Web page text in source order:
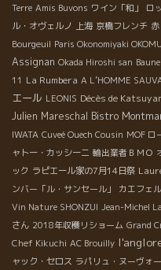
Terre Amis Buvons ワイン「和」 ロ
ル・オヴェルノ
上海 京橋フレンチ 赤
Bourgeuil Paris Okonomiyaki
Assignan Okada Hiroshi san
11 La Rumbera A L’HOMME
エール LEONIS Décès de
Julien Mareschal Bistro
IWATA Cuveé Ouech Cousin MOF ロ
ャトー・カッシーニ 輸出業者ＢＭＯ
ック ラピエール家の7月14日祭
ンバー「ル・サンセール」
カエフェ
Vin Nature SHONZUI Jean-Michel
さん 2018年収穫リショーム Grand
Chef Kikuchi AC Brouilly
ャック・セロス ラパリュ・ヌーヴォ